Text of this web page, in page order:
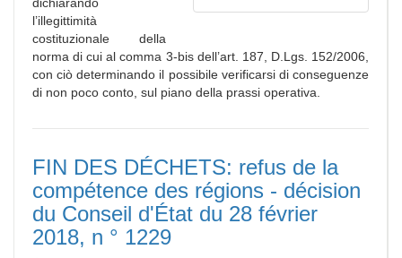
l’illegittimità
costituzionale della
norma di cui al comma 3-bis dell’art. 187, D.Lgs. 152/2006,
con ciò determinando il possibile verificarsi di conseguenze
di non poco conto, sul piano della prassi operativa.
FIN DES DÉCHETS: refus de la
compétence des régions - décision
du Conseil d'État du 28 février
2018, n ° 1229